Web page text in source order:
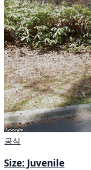
공식
Size: Juvenile